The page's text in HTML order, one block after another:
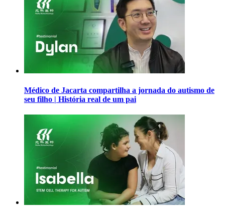
Médico de Jacarta compartilha a jornada do autismo de
seu filho | História real de um pai